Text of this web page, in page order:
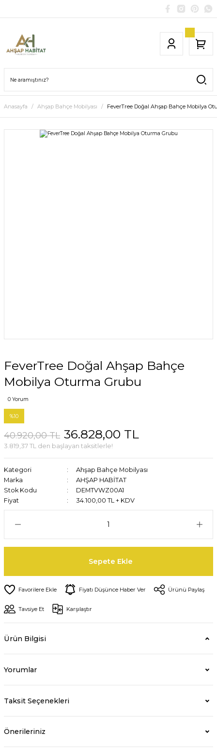
Anasayfa Ahşap Bahçe Mobilyası FeverTree Doğal Ahşap Bahçe Mobilya
FeverTree Doğal Ahşap Bahçe
Mobilya Oturma Grubu
0 Yorum
%10
40.920,00 TL 36.828,00 TL
3.819,37 TL den başlayan taksitlerle!
Kategori
Ahşap Bahçe Mobilyası
Marka
AHŞAP HABİTAT
Stok Kodu
DEMTVWZ00A1
Fiyat
34.100,00 TL + KDV
Sepete Ekle
Fiyatı Düşünce Haber Ver Ürünü Paylaş
Tavsiye Et Karşılaştır
Ürün Bilgisi
Yorumlar
Taksit Seçenekleri
Önerileriniz